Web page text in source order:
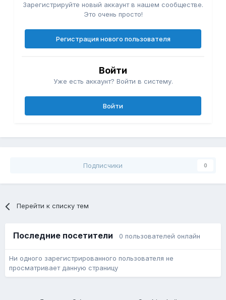
Зарегистрируйте новый аккаунт в нашем сообществе.
Это очень просто!
Регистрация нового пользователя
Войти
Уже есть аккаунт? Войти в систему.
Войти
Подписчики 0
Перейти к списку тем
Последние посетители 0 пользователей онлайн
Ни одного зарегистрированного пользователя не
просматривает данную страницу